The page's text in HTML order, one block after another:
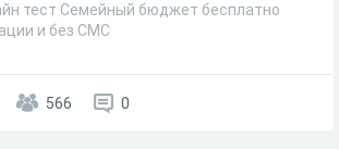
тест Семейный бюджет бесплатно
и без СМС
566 0